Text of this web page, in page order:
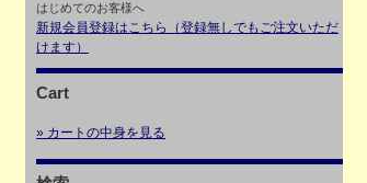
はじめてのお客様へ
新規会員登録はこちら（登録無しでもご注文いただ
けます）
Cart
» カートの中身を見る